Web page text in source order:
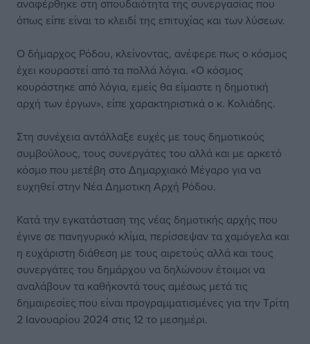
αναφέρθηκε στη σπουδαιότητα της συνεργασίας που
όπως είπε είναι το κλειδί της επιτυχίας και των λύσεων.
Ο δήμαρχος Ρόδου, κλείνοντας, ανέφερε πως ο κόσμος
έχει κουραστεί από τα πολλά λόγια. «Ο κόσμος
κουράστηκε από λόγια, εμείς θα είμαστε η δημοτική
αρχή των έργων», είπε χαρακτηριστικά ο κ. Κολιάδης.
Στη συνέχεια αντάλλαξε ευχές με τους δημοτικούς
συμβούλους, τους συνεργάτες του αλλά και με αρκετό
κόσμο που μετέβη στο Δημαρχιακό Μέγαρο για να
ευχηθεί στην Νέα Δημοτικη Αρχή Ρόδου.
Κατά την εγκατάσταση της νέας δημοτικής αρχής που
έγινε σε πανηγυρικό κλίμα, περίσσεψαν τα χαμόγελα και
η ευχάριστη διάθεση με τους αιρετούς αλλά και τους
συνεργάτες του δημάρχου να δηλώνουν έτοιμοι να
αναλάβουν τα καθήκοντά τους αμέσως μετά τις
δημαιρεσίες που είναι προγραμματισμένες για την Τρίτη
2 Ιανουαρίου 2024 στις 12 το μεσημέρι.